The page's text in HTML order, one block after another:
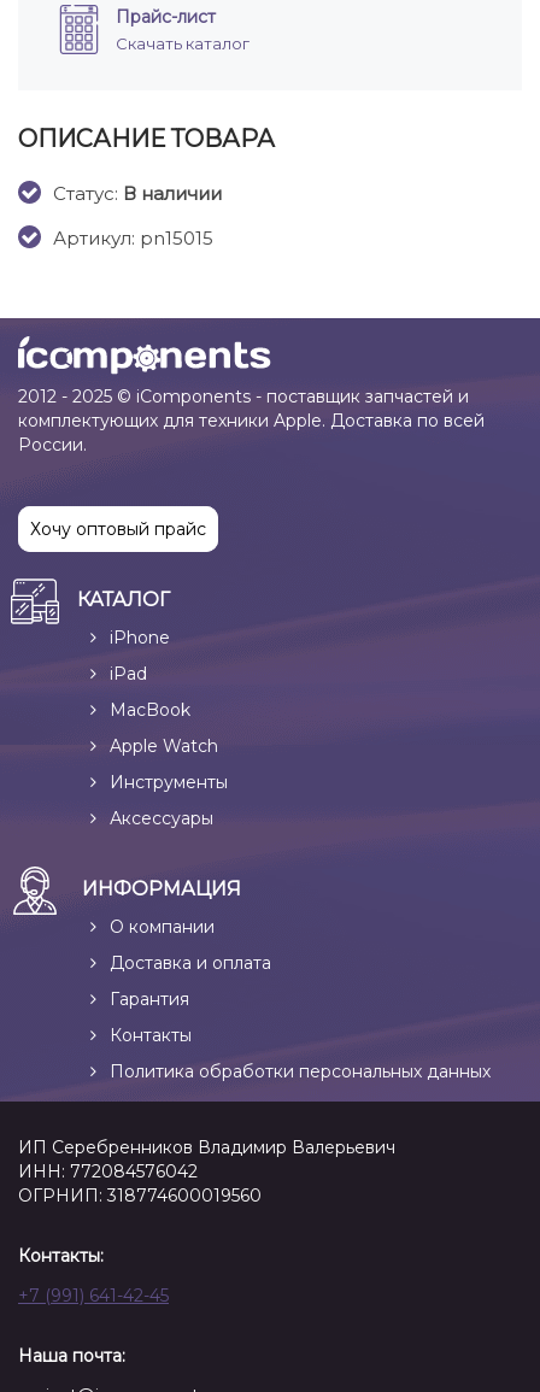
Прайс-лист
Скачать каталог
ОПИСАНИЕ ТОВАРА
Cтатус: В наличии
Артикул: pn15015
2012 - 2025 © iComponents - поставщик запчастей и
комплектующих для техники Apple. Доставка по всей
России.
Хочу оптовый прайс
КАТАЛОГ
iPhone
iPad
MacBook
Apple Watch
Инструменты
Аксессуары
ИНФОРМАЦИЯ
О компании
Доставка и оплата
Гарантия
Контакты
Политика обработки персональных данных
ИП Серебренников Владимир Валерьевич
ИНН: 772084576042
ОГРНИП: 318774600019560
Контакты:
+7 (991) 641-42-45
Наша почта: